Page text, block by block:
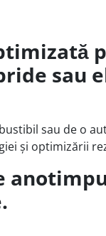
sau
sau de o
și optimizării